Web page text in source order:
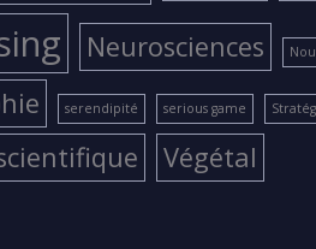
Neurosciences
serendipité serious game
Végétal